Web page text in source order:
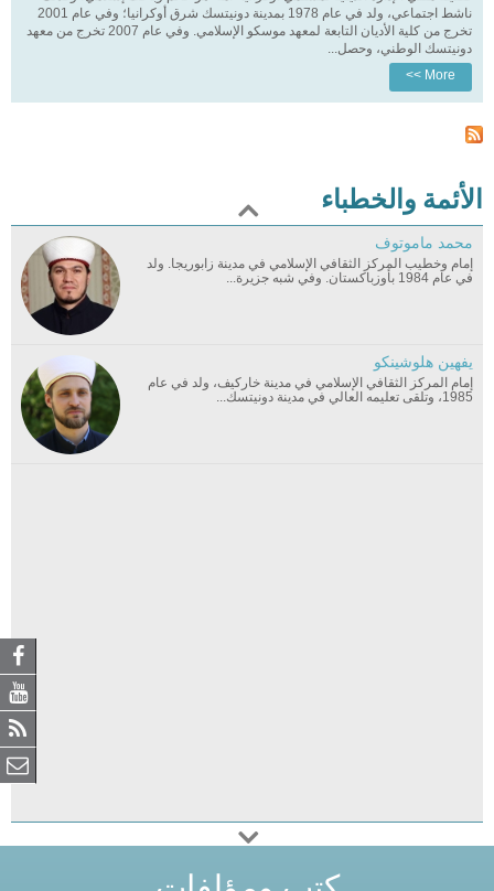
ناشط اجتماعي، ولد في عام 1978 بمدينة دونيتسك شرق أوكرانيا؛ وفي عام 2001
تخرج من كلية الأديان التابعة لمعهد موسكو الإسلامي. وفي عام 2007 تخرج من معهد
دونيتسك الوطني، وحصل...
More >>
الأئمة والخطباء
محمد ماموتوف
إمام وخطيب المركز الثقافي الإسلامي في مدينة زابوريجا. ولد
في عام 1984 بأوزباكستان. وفي شبه جزيرة...
يفهين هلوشينكو
إمام المركز الثقافي الإسلامي في مدينة خاركيف، ولد في عام
1985، وتلقى تعليمه العالي في مدينة دونيتسك...